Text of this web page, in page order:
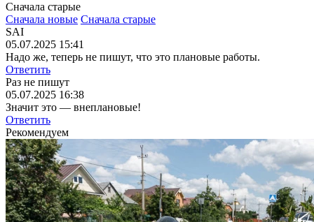
Сначала старые
Сначала новые Сначала старые
SAI
05.07.2025 15:41
Надо же, теперь не пишут, что это плановые работы.
Ответить
Раз не пишут
05.07.2025 16:38
Значит это — внеплановые!
Ответить
Рекомендуем